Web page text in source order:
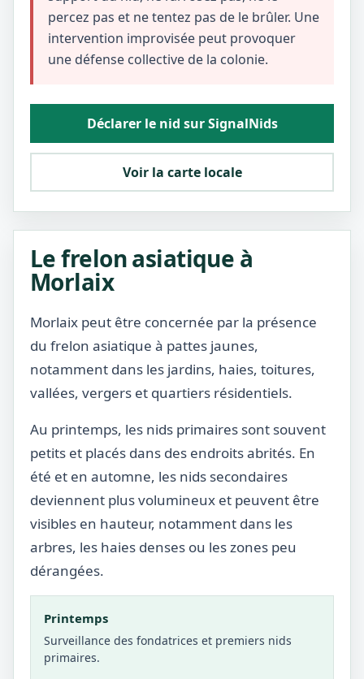
percez pas et ne tentez pas de le brûler. Une
intervention improvisée peut provoquer
une défense collective de la colonie.
Déclarer le nid sur SignalNids
Voir la carte locale
Le frelon asiatique à
Morlaix
Morlaix peut être concernée par la présence
du frelon asiatique à pattes jaunes,
notamment dans les jardins, haies, toitures,
vallées, vergers et quartiers résidentiels.
Au printemps, les nids primaires sont souvent
petits et placés dans des endroits abrités. En
été et en automne, les nids secondaires
deviennent plus volumineux et peuvent être
visibles en hauteur, notamment dans les
arbres, les haies denses ou les zones peu
dérangées.
Printemps
Surveillance des fondatrices et premiers nids
primaires.